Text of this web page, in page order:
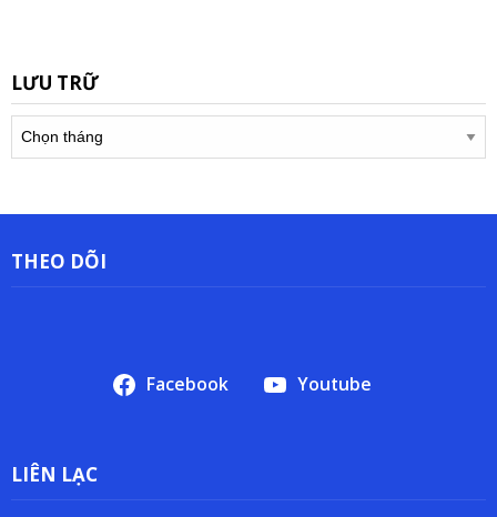
LƯU TRỮ
trữ
THEO DÕI
Facebook Youtube
LIÊN LẠC